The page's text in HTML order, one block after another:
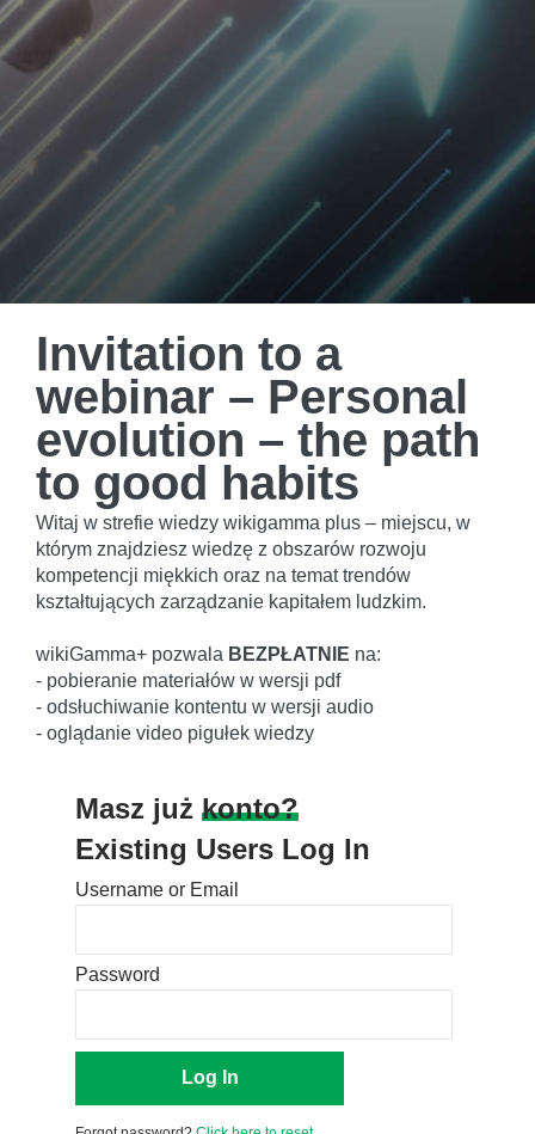
Invitation to a
webinar – Personal
evolution – the path
to good habits
Witaj w strefie wiedzy wikigamma plus – miejscu, w
którym znajdziesz wiedzę z obszarów rozwoju
kompetencji miękkich oraz na temat trendów
kształtujących zarządzanie kapitałem ludzkim.
wikiGamma+ pozwala BEZPŁATNIE na:
- pobieranie materiałów w wersji pdf
- odsłuchiwanie kontentu w wersji audio
- oglądanie video pigułek wiedzy
Masz już konto?
Existing Users Log In
Username or Email
Password